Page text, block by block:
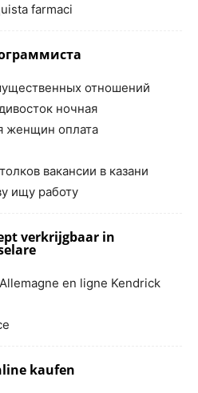
farmaci
отношений
ночная
женщин оплата
вакансии в казани
ищу работу
verkrijgbaar in
en ligne Kendrick
kaufen